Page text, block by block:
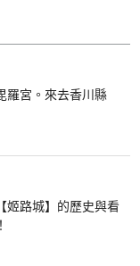
羅宮。來去香川縣
姬路城】的歷史與看